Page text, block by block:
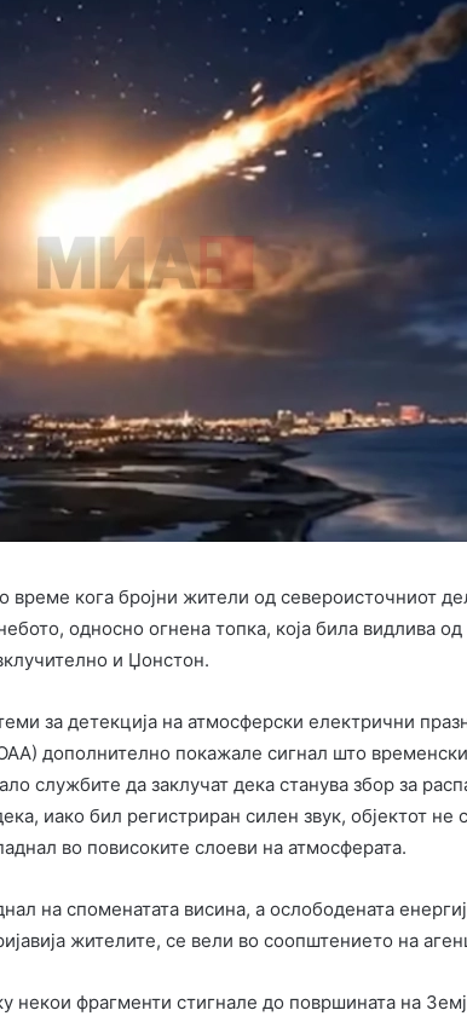
време кога бројни жители од североисточниот
односно огнена топка, која била видлива
и Џонстон.
за детекција на атмосферски електрични
дополнително покажале сигнал што
службите да заклучат дека станува збор за
иако бил регистриран силен звук, објектот не
во повисоките слоеви на атмосферата.
на споменатата висина, а ослободената
жителите, се вели во соопштението на
некои фрагменти стигнале до површината на